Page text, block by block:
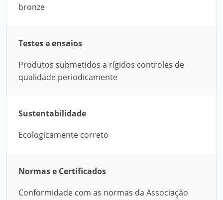
bronze
Testes e ensaios
Produtos submetidos a rígidos controles de
qualidade periodicamente
Sustentabilidade
Ecologicamente correto
Normas e Certificados
Conformidade com as normas da Associação